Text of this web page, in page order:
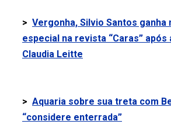
> Vergonha, Silvio Santos ganha
especial na revista “Caras” após
Claudia Leitte
> Aquaria sobre sua treta com
“considere enterrada”